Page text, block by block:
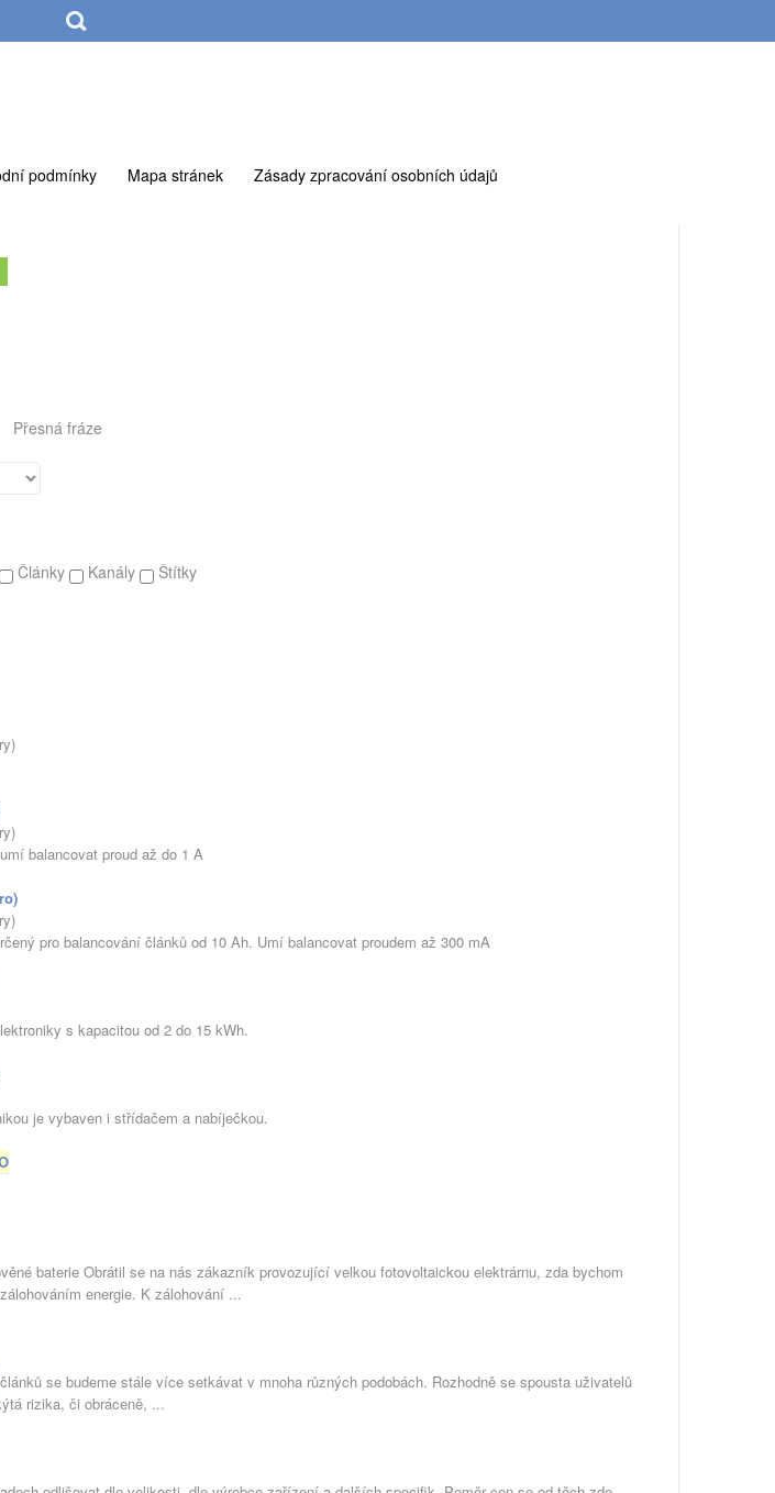
podmínky Mapa stránek Zásady zpracování osobních údajů
Přesná fráze
Články Kanály
Štítky
balancovat proud až do 1 A
pro balancování článků od 10 Ah. Umí balancovat proudem až 300 mA
s kapacitou od 2 do 15 kWh.
je vybaven i střídačem a nabíječkou.
baterie Obrátil se na nás zákazník provozující velkou fotovoltaickou elektrárnu, zda bychom
energie. K zálohování ...
článků se budeme stále více setkávat v mnoha různých podobách. Rozhodně se spousta uživatelů
rizika, či obráceně, ...